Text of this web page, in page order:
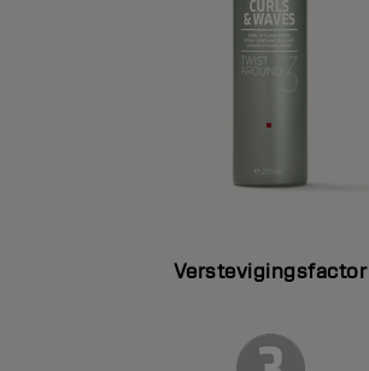
Verstevigingsfactor